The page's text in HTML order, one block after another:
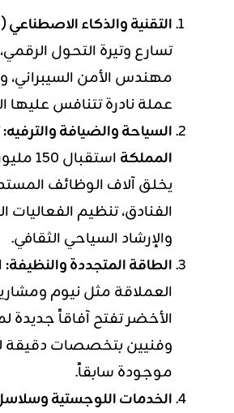
التقنية والذكاء الاصطناعي(Tech & AI):
تسارع وتيرة التحول
مهندس الأمن السيبراني،
عملة نادرة تتنافس عليها
السياحة والضيافة والترفيه:
المملكة
استقبال
يخلق آلاف الوظائف
الفنادق، تنظيم الفعاليات
والإرشاد السياحي الثقافي.
الطاقة المتجددة والنظيفة:
العملاقة مثل نيوم
الأخضر تفتح آفاقاً
وفنيين بتخصصات دقيقة
موجودة سابقاً.
الخدمات اللوجستية